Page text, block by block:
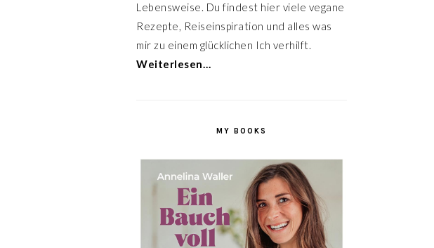
Lebensweise. Du findest hier viele vegane
Rezepte, Reiseinspiration und alles was
mir zu einem glücklichen Ich verhilft.
Weiterlesen…
MY BOOKS